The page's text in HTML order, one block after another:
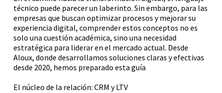
técnico puede parecer un laberinto. Sin embargo, para las
empresas que buscan optimizar procesos y mejorar su
experiencia digital, comprender estos conceptos no es
solo una cuestión académica, sino una necesidad
estratégica para liderar en el mercado actual. Desde
Aloux, donde desarrollamos soluciones claras y efectivas
desde 2020, hemos preparado esta guía
El núcleo de la relación: CRM y LTV